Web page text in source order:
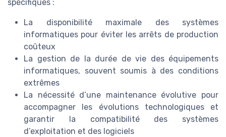
spécifiques :
La disponibilité maximale des systèmes
informatiques pour éviter les arrêts de production
coûteux
La gestion de la durée de vie des équipements
informatiques, souvent soumis à des conditions
extrêmes
La nécessité d’une maintenance évolutive pour
accompagner les évolutions technologiques et
garantir la compatibilité des systèmes
d’exploitation et des logiciels